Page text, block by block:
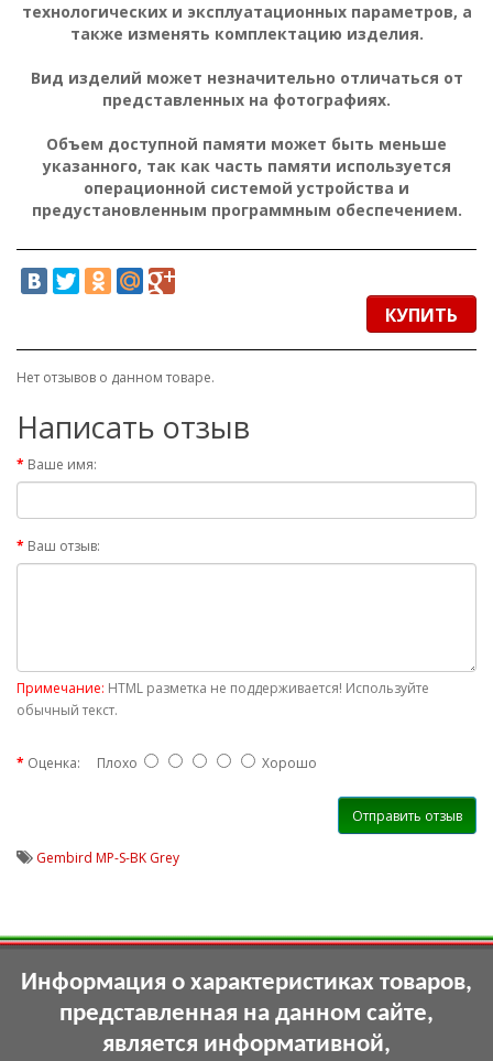
технологических и эксплуатационных параметров, а
также изменять комплектацию изделия.
Вид изделий может незначительно отличаться от
представленных на фотографиях.
Объем доступной памяти может быть меньше
указанного, так как часть памяти используется
операционной системой устройства и
предустановленным программным обеспечением.
КУПИТЬ
Нет отзывов о данном товаре.
Написать отзыв
Ваше имя:
Ваш отзыв:
Примечание: HTML разметка не поддерживается! Используйте
обычный текст.
Оценка: Плохо Хорошо
Отправить отзыв
Gembird MP-S-BK Grey
Информация о характеристиках товаров,
представленная на данном сайте,
является информативной,